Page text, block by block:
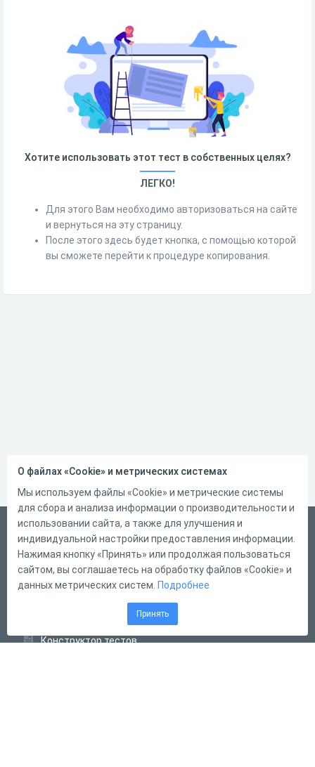
Хотите использовать этот тест в собственных целях?
ЛЕГКО!
Для этого Вам необходимо авторизоваться на сайте
и вернуться на эту страницу.
После этого здесь будет кнопка, с помощью которой
вы сможете перейти к процедуре копирования.
Русский
Справка
Форма обратной связи
Конструктор тестов
О файлах «Cookie» и метрических системах
Мы используем файлы «Cookie» и метрические системы
для сбора и анализа информации о производительности и
использовании сайта, а также для улучшения и
индивидуальной настройки предоставления информации.
Нажимая кнопку «Принять» или продолжая пользоваться
сайтом, вы соглашаетесь на обработку файлов «Cookie» и
данных метрических систем. Подробнее
Принять